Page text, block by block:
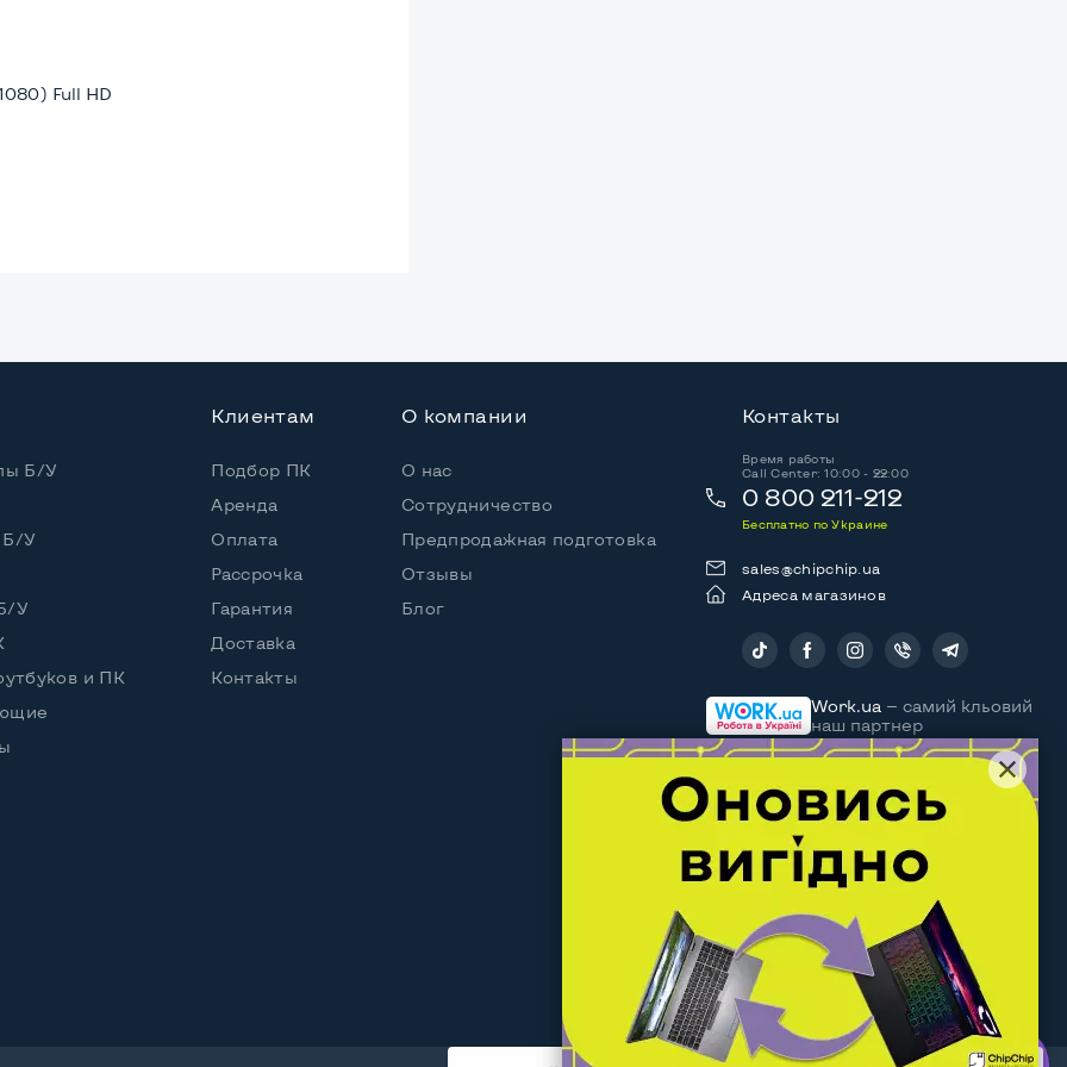
Full HD
i5-8250U
8 потоков
2280
GB
Б/У
Б/У
У
и ПК
Клиентам
Подбор ПК
Аренда
Оплата
Рассрочка
Гарантия
Доставка
Контакты
О компании
О нас
Сотрудничество
Предпродажная подготовка
Отзывы
Блог
Контакты
Время работы
Call Center: 10:00 - 22:00
0 800 211-212
Бесплатно по Украине
sales@chipchip.ua
Адреса магазинов
Work.ua — самий кльовий
наш партнер